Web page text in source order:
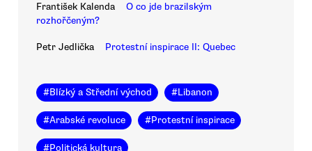
František Kalenda
O co jde brazilským
rozhořčeným?
Petr Jedlička Protestní inspirace II: Quebec
#Blízký a Střední východ #Libanon
#Arabské revoluce #Protestní inspirace
#Politická kultura